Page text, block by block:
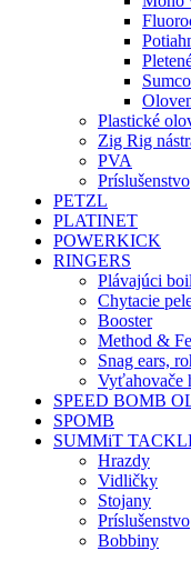
Plastické
Zig Rig
PVA
Príslušenstvo
PETZL
PLATINET
POWERKICK
RINGERS
Plávajúci
Chytacie
Booster
Method &
Snag ears,
Vyťahovače
SPEED BOMB
SPOMB
SUMMiT
Hrazdy
Vidličky
Stojany
Príslušenstvo
Bobbiny